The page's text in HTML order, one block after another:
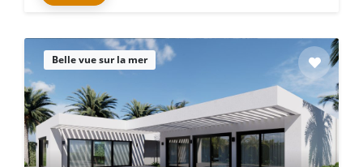
Belle vue sur la mer